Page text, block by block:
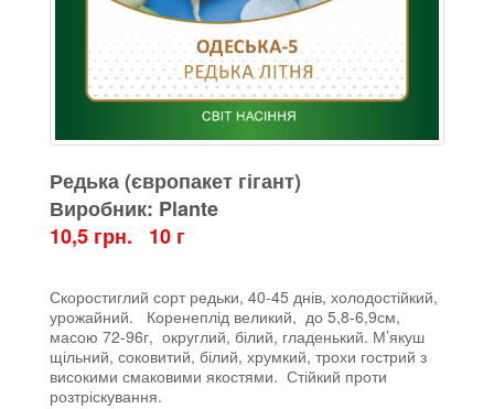
Редька (європакет гігант)
Виробник: Plante
10,5 грн. 10 г
Скоростиглий сорт редьки, 40-45 днів, холодостійкий,
урожайний. Коренеплід великий, до 5,8-6,9см,
масою 72-96г, округлий, білий, гладенький. М’якуш
щільний, соковитий, білий, хрумкий, трохи гострий з
високими смаковими якостями. Стійкий проти
розтріскування.